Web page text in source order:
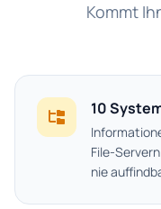
Kommt
10
File-
nie